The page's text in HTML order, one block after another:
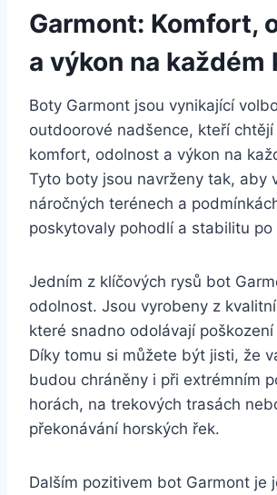
Garmont: Komfort,
a výkon na každém
Boty ⁢Garmont jsou‍ vynikající
outdoorové nadšence, kteří⁣
⁤komfort, odolnost a výkon na
Tyto boty jsou‌ navrženy tak, aby⁢
⁢náročných terénech a
poskytovaly pohodlí a stabilitu po
Jedním z klíčových ​rysů bot
odolnost. ‌Jsou ⁣vyrobeny z
které snadno ⁤odolávají
Díky tomu si můžete být jisti, že
budou chráněny i při extrémním
horách, na trekových trasách
překonávání horských⁢ řek.
Dalším⁣ pozitivem bot Garmont je